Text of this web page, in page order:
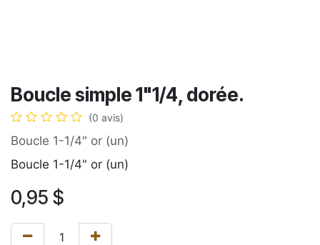
Boucle simple 1"1/4, dorée.
(0 avis)
Boucle 1-1/4" or (un)
Boucle 1-1/4" or (un)
0,95 $